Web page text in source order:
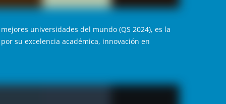
universidades del mundo (QS 2024), es la
su excelencia académica, innovación en